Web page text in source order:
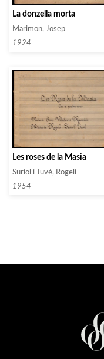
La donzella morta
Marimon, Josep
1924
Les roses de la Masia
Suriol i Juvé, Rogeli
1954